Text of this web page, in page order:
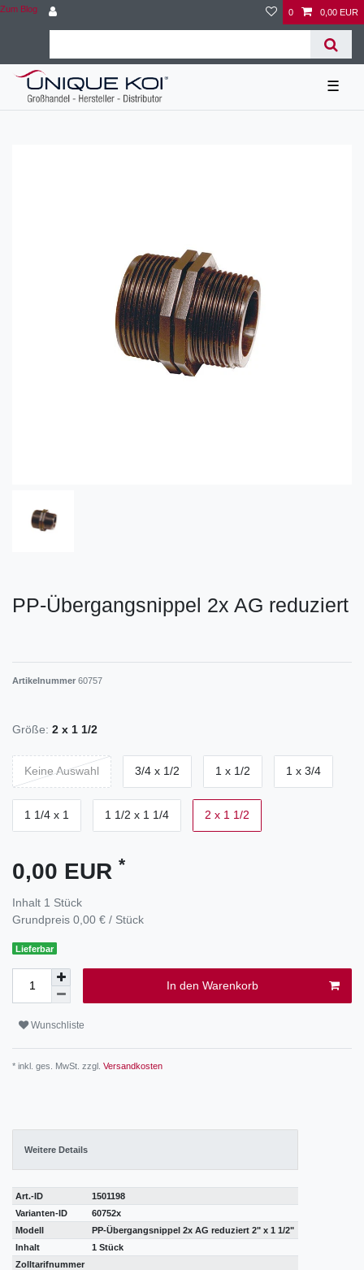
Zum Blog 0 0,00 EUR
☰
PP-Übergangsnippel 2x AG reduziert
Artikelnummer 60757
Größe: 2 x 1 1/2
Keine Auswahl 3/4 x 1/2 1 x 1/2 1 x 3/4
1 1/4 x 1 1 1/2 x 1 1/4 2 x 1 1/2
0,00 EUR *
Inhalt 1 Stück
Grundpreis 0,00 € / Stück
Lieferbar
In den Warenkorb
Wunschliste
* inkl. ges. MwSt. zzgl. Versandkosten
Weitere Details
Art.-ID
1501198
Varianten-ID
60752x
Modell
PP-Übergangsnippel 2x AG reduziert 2" x 1 1/2"
Inhalt
1 Stück
Zolltarifnummer